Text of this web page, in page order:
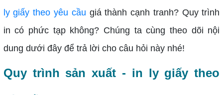
ly giấy theo yêu cầu giá thành cạnh tranh? Quy trình
in có phức tạp không? Chúng ta cùng theo dõi nội
dung dưới đây để trả lời cho câu hỏi này nhé!
Quy trình sản xuất - in ly giấy theo